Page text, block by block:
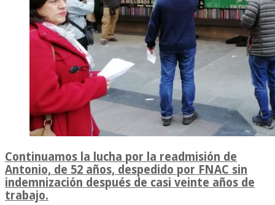
Continuamos la lucha por la readmisión de
Antonio, de 52 años, despedido por FNAC sin
indemnización después de casi veinte años de
trabajo.